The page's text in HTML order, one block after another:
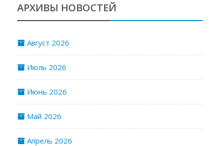
АРХИВЫ НОВОСТЕЙ
Август 2026
Июль 2026
Июнь 2026
Май 2026
Апрель 2026